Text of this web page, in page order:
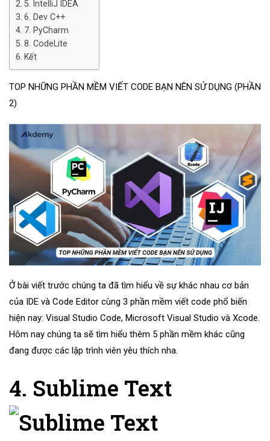
5. IntelliJ IDEA
6. Dev C++
7. PyCharm
8. CodeLite
Kết
TOP NHỮNG PHẦN MỀM VIẾT CODE BẠN NÊN SỬ DỤNG (PHẦN
2)
Ở bài viết trước chúng ta đã tìm hiểu về sự khác nhau cơ bản
của IDE và Code Editor cùng 3 phần mềm viết code phổ biến
hiện nay: Visual Studio Code, Microsoft Visual Studio và Xcode.
Hôm nay chúng ta sẽ tìm hiểu thêm 5 phần mềm khác cũng
đang được các lập trình viên yêu thích nha.
4. Sublime Text